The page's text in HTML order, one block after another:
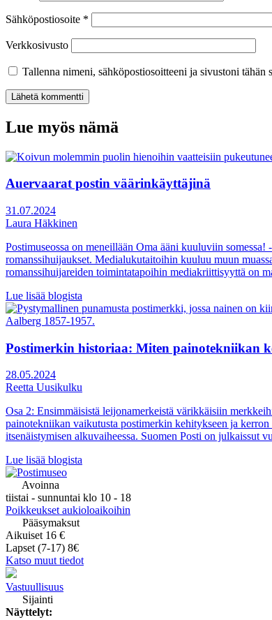
Sähköpostiosoite *
Verkkosivusto
Tallenna nimeni, sähköpostiosoitteeni ja sivustoni tähän
Lue myös nämä
Auervaarat postin väärinkäyttäjinä
31.07.2024
Laura Häkkinen
Postimuseossa on meneillään Oma ääni kuuluviin
romanssihuijaukset. Medialukutaitoihin kuuluu muun
romanssihuijareiden toimintatapoihin mediakriittisyyttä on
Lue lisää blogista
Postimerkin historiaa: Miten painotekniikan
28.05.2024
Reetta Uusikulku
Osa 2: Ensimmäisistä leijonamerkeistä värikkäisiin
painotekniikan vaikutusta postimerkin kehitykseen ja
itsenäistymisen alkuvaiheessa. Suomen Posti on
Lue lisää blogista
Avoinna
tiistai - sunnuntai klo 10 - 18
Poikkeukset aukioloaikoihin
Pääsymaksut
Aikuiset 16 €
Lapset (7-17) 8€
Katso muut tiedot
Vastuullisuus
Sijainti
Näyttelyt: